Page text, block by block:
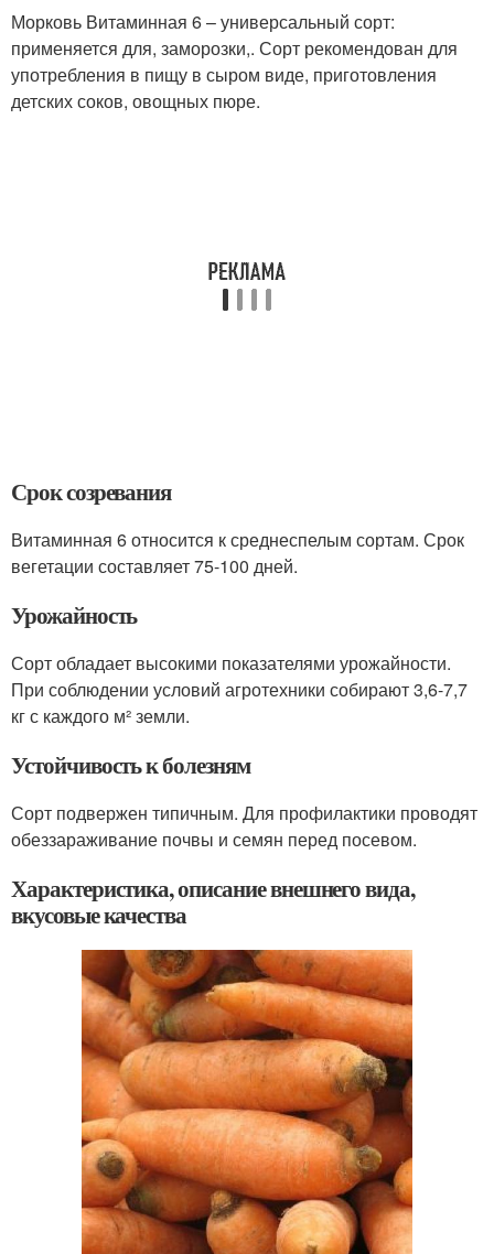
Морковь Витаминная 6 – универсальный сорт:
применяется для, заморозки,. Сорт рекомендован для
употребления в пищу в сыром виде, приготовления
детских соков, овощных пюре.
Срок созревания
Витаминная 6 относится к среднеспелым сортам. Срок
вегетации составляет 75-100 дней.
Урожайность
Сорт обладает высокими показателями урожайности.
При соблюдении условий агротехники собирают 3,6-7,7
кг с каждого м² земли.
Устойчивость к болезням
Сорт подвержен типичным. Для профилактики проводят
обеззараживание почвы и семян перед посевом.
Характеристика, описание внешнего вида,
вкусовые качества